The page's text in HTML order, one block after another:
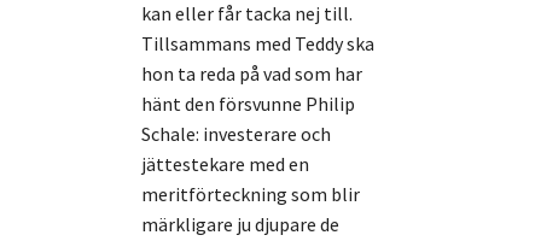
kan eller får tacka nej till.
Tillsammans med Teddy ska
hon ta reda på vad som har
hänt den försvunne Philip
Schale: investerare och
jättestekare med en
meritförteckning som blir
märkligare ju djupare de